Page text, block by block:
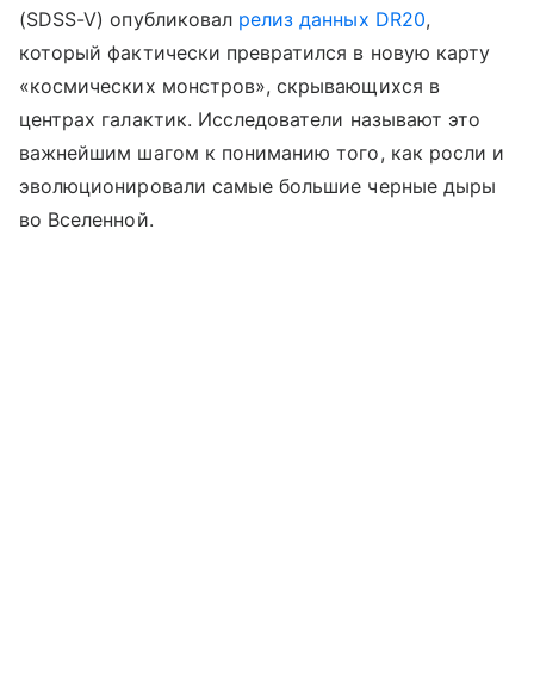
(SDSS-V) опубликовал релиз данных DR20,
который фактически превратился в новую карту
«космических монстров», скрывающихся в
центрах галактик. Исследователи называют это
важнейшим шагом к пониманию того, как росли и
эволюционировали самые большие черные дыры
во Вселенной.